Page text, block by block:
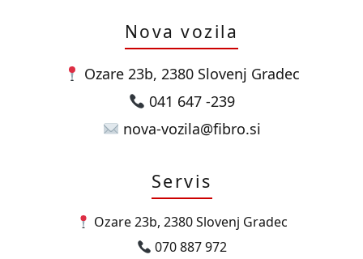
Nova vozila
Ozare 23b, 2380 Slovenj Gradec
041 647 -239
nova-vozila@fibro.si
Servis
Ozare 23b, 2380 Slovenj Gradec
070 887 972